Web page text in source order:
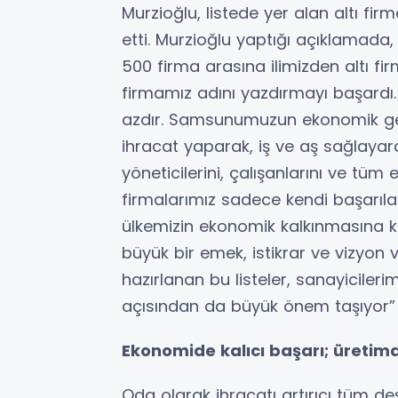
Murzioğlu, listede yer alan altı
etti. Murzioğlu yaptığı
500 firma arasına ilimizden altı
firmamız adını yazdırmayı
azdır. Samsunumuzun ekonomik
ihracat yaparak, iş ve aş
yöneticilerini, çalışanlarını ve
firmalarımız sadece kendi
ülkemizin ekonomik kalkınmasına
büyük bir emek, istikrar ve vizyon
hazırlanan bu listeler,
açısından da büyük önem
Ekonomide kalıcı başarı;